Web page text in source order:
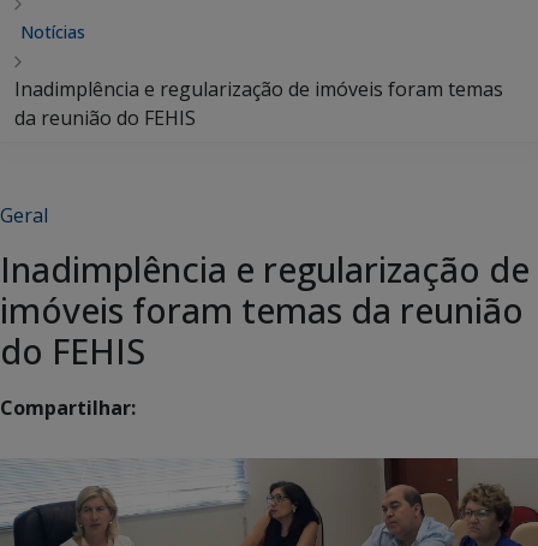
Notícias
Inadimplência e regularização de imóveis foram temas
da reunião do FEHIS
Geral
Inadimplência e regularização de
imóveis foram temas da reunião
do FEHIS
Compartilhar: